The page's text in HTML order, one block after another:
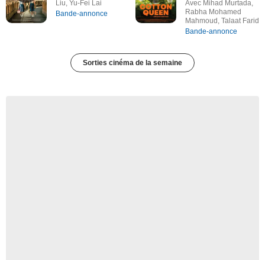
Liu, Yu-Fei Lai
Bande-annonce
Avec Mihad Murtada,
Rabha Mohamed
Mahmoud, Talaat Farid
Bande-annonce
Sorties cinéma de la semaine